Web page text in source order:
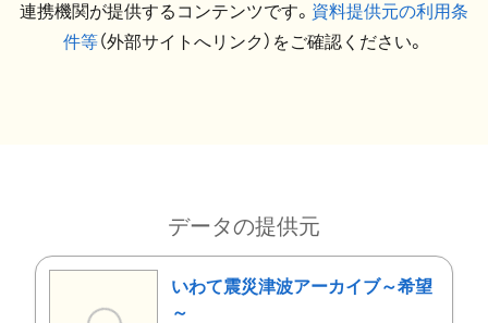
連携機関が提供するコンテンツです。 資料提供元の利用条
件等（外部サイトへリンク）をご確認ください。
データの提供元
いわて震災津波アーカイブ～希望
～